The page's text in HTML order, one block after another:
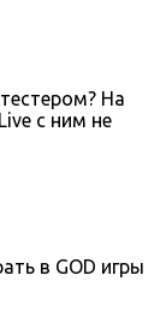
На
с ним не
в GOD игры